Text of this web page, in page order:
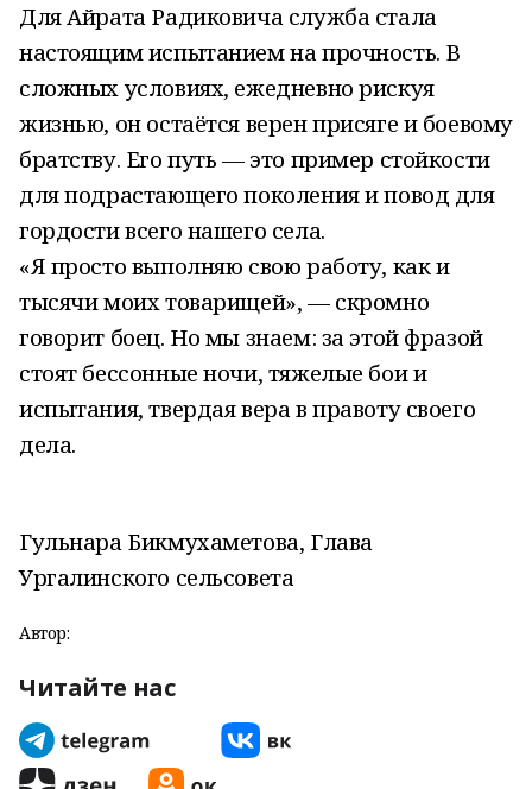
Для Айрата Радиковича служба стала
настоящим испытанием на прочность. В
сложных условиях, ежедневно рискуя
жизнью, он остаётся верен присяге и боевому
братству. Его путь — это пример стойкости
для подрастающего поколения и повод для
гордости всего нашего села.
«Я просто выполняю свою работу, как и
тысячи моих товарищей», — скромно
говорит боец. Но мы знаем: за этой фразой
стоят бессонные ночи, тяжелые бои и
испытания, твердая вера в правоту своего
дела.
Гульнара Бикмухаметова, Глава
Ургалинского сельсовета
Автор:
Читайте нас